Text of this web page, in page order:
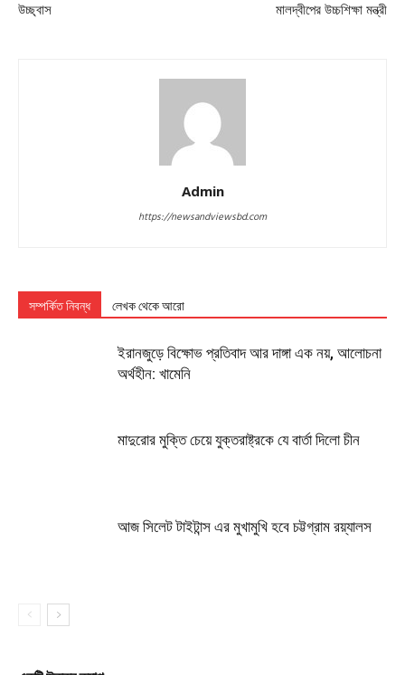
উচ্ছ্বাস মালদ্বীপের উচ্চশিক্ষা মন্ত্রী
Admin
https://newsandviewsbd.com
সম্পর্কিত নিবন্ধ লেখক থেকে আরো
ইরানজুড়ে বিক্ষোভ প্রতিবাদ আর দাঙ্গা এক নয়, আলোচনা
অর্থহীন: খামেনি
মাদুরোর মুক্তি চেয়ে যুক্তরাষ্ট্রকে যে বার্তা দিলো চীন
আজ সিলেট টাইটান্স এর মুখামুখি হবে চট্টগ্রাম রয়্যালস